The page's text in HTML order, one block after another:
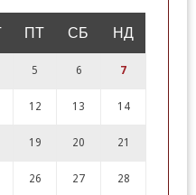
ПТ СБ НД
5 6 7
12 13 14
19 20 21
26 27 28